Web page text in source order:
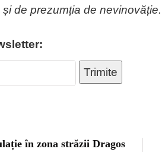
de prezumția de nevinovăție.
Trimite
în zona străzii Dragos